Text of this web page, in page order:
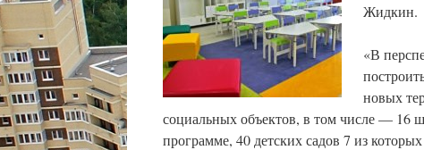
Жидкин.
«В
новых
социальных объектов, в том числе — 16
программе, 40 детских садов 7 из